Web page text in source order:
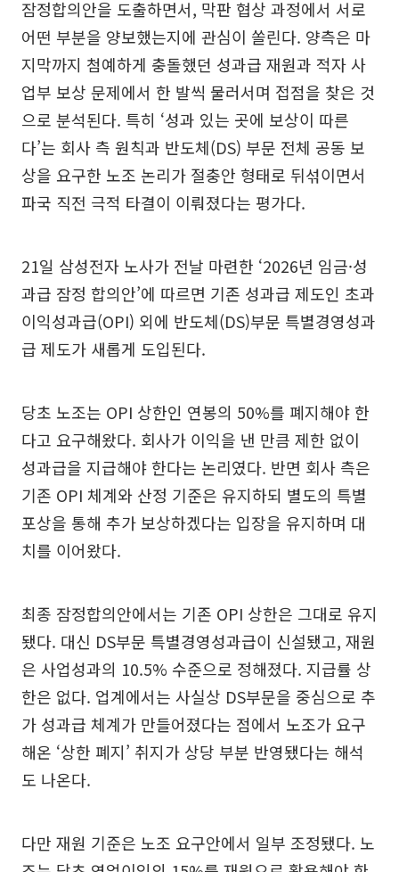
잠정합의안을 도출하면서, 막판 협상 과정에서 서로
어떤 부분을 양보했는지에 관심이 쏠린다. 양측은 마
지막까지 첨예하게 충돌했던 성과급 재원과 적자 사
업부 보상 문제에서 한 발씩 물러서며 접점을 찾은 것
으로 분석된다. 특히 ‘성과 있는 곳에 보상이 따른
다’는 회사 측 원칙과 반도체(DS) 부문 전체 공동 보
상을 요구한 노조 논리가 절충안 형태로 뒤섞이면서
파국 직전 극적 타결이 이뤄졌다는 평가다.
21일 삼성전자 노사가 전날 마련한 ‘2026년 임금·성
과급 잠정 합의안’에 따르면 기존 성과급 제도인 초과
이익성과급(OPI) 외에 반도체(DS)부문 특별경영성과
급 제도가 새롭게 도입된다.
당초 노조는 OPI 상한인 연봉의 50%를 폐지해야 한
다고 요구해왔다. 회사가 이익을 낸 만큼 제한 없이
성과급을 지급해야 한다는 논리였다. 반면 회사 측은
기존 OPI 체계와 산정 기준은 유지하되 별도의 특별
포상을 통해 추가 보상하겠다는 입장을 유지하며 대
치를 이어왔다.
최종 잠정합의안에서는 기존 OPI 상한은 그대로 유지
됐다. 대신 DS부문 특별경영성과급이 신설됐고, 재원
은 사업성과의 10.5% 수준으로 정해졌다. 지급률 상
한은 없다. 업계에서는 사실상 DS부문을 중심으로 추
가 성과급 체계가 만들어졌다는 점에서 노조가 요구
해온 ‘상한 폐지’ 취지가 상당 부분 반영됐다는 해석
도 나온다.
다만 재원 기준은 노조 요구안에서 일부 조정됐다. 노